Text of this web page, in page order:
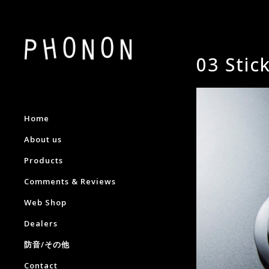
Home
About us
Products
Comments & Reviews
Web Shop
Dealers
防音/その他
Contact
03